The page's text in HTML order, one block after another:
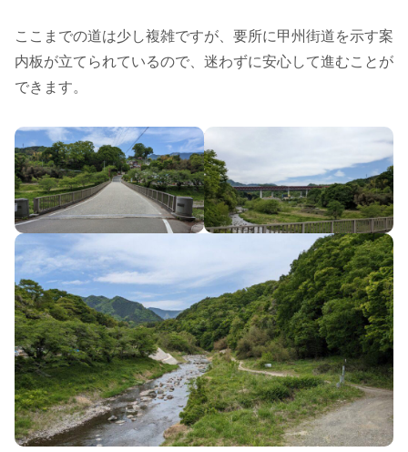
ここまでの道は少し複雑ですが、要所に甲州街道を示す案
内板が立てられているので、迷わずに安心して進むことが
できます。